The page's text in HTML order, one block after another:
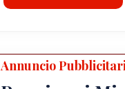
Annuncio